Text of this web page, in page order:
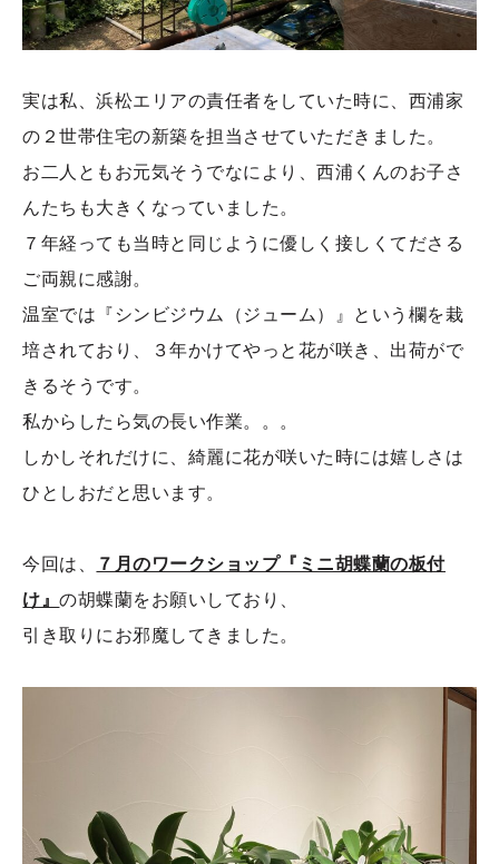
実は私、浜松エリアの責任者をしていた時に、西浦家
の２世帯住宅の新築を担当させていただきました。
お二人ともお元気そうでなにより、西浦くんのお子さ
んたちも大きくなっていました。
７年経っても当時と同じように優しく接しくてださる
ご両親に感謝。
温室では『シンビジウム（ジューム）』という欄を栽
培されており、３年かけてやっと花が咲き、出荷がで
きるそうです。
私からしたら気の長い作業。。。
しかしそれだけに、綺麗に花が咲いた時には嬉しさは
ひとしおだと思います。
今回は、
７月のワークショップ『ミニ胡蝶蘭の板付
け』の胡蝶蘭をお願いしており、
引き取りにお邪魔してきました。